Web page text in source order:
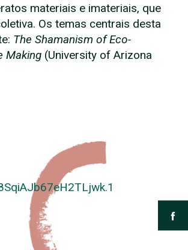
materiais e imateriais, que
Os temas centrais desta
The Shamanism of Eco-
Making (University of Arizona
.1